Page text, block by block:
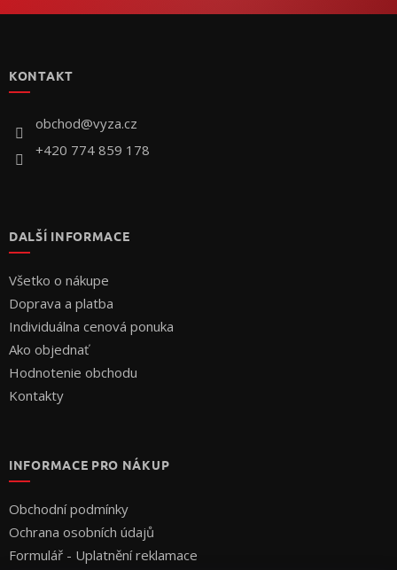
KONTAKT
obchod@vyza.cz
+420 774 859 178
DALŠÍ INFORMACE
Všetko o nákupe
Doprava a platba
Individuálna cenová ponuka
Ako objednať
Hodnotenie obchodu
Kontakty
INFORMACE PRO NÁKUP
Obchodní podmínky
Ochrana osobních údajů
Formulář - Uplatnění reklamace